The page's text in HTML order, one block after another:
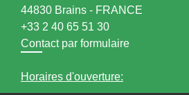
44830 Brains - FRANCE
+33 2 40 65 51 30
Contact par formulaire
Horaires d'ouverture: